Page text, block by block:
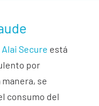
Alai Secure está
por
se
consumo del